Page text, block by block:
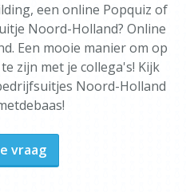
een online Popquiz of
Noord-Holland? Online
Een mooie manier om op
zijn met je collega's! Kijk
Noord-Holland
vraag